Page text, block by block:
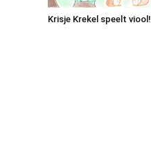
Krisje Krekel speelt viool!